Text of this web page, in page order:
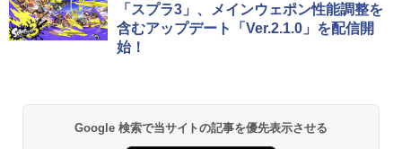
「スプラ3」、メインウェポン性能調整を
含むアップデート「Ver.2.1.0」を配信開
始！
Google 検索で当サイトの記事を優先表示させる